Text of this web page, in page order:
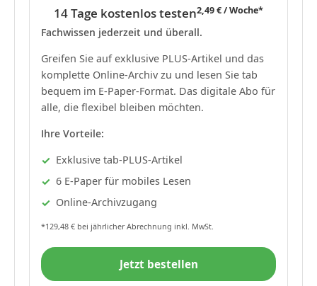
14 Tage kostenlos testen2,49 € / Woche*
Fachwissen jederzeit und überall.
Greifen Sie auf exklusive PLUS-Artikel und das
komplette Online-Archiv zu und lesen Sie tab
bequem im E-Paper-Format. Das digitale Abo für
alle, die flexibel bleiben möchten.
Ihre Vorteile:
Exklusive tab-PLUS-Artikel
6 E-Paper für mobiles Lesen
Online-Archivzugang
*129,48 € bei jährlicher Abrechnung inkl. MwSt.
Jetzt bestellen